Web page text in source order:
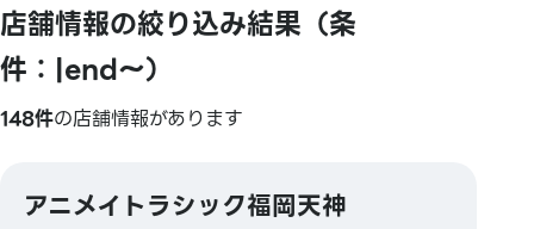
店舗情報の絞り込み結果（条
件：|end〜）
148件の店舗情報があります
アニメイトラシック福岡天神